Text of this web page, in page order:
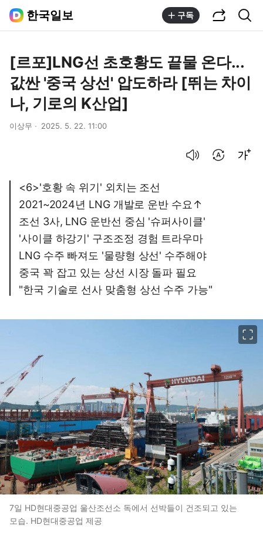
한국일보 구독
[르포]LNG선 초호황도 끝물 온다...
값싼 '중국 상선' 압도하라 [뛰는 차이
나, 기로의 K산업]
이상무 2025. 5. 22. 11:00
<6>'호황 속 위기' 외치는 조선
2021~2024년 LNG 개발로 운반 수요↑
조선 3사, LNG 운반선 중심 '슈퍼사이클'
'사이클 하강기' 구조조정 경험 트라우마
LNG 수주 빠져도 '물량형 상선' 수주해야
중국 꽉 잡고 있는 상선 시장 돌파 필요
"한국 기술로 선사 맞춤형 상선 수주 가능"
7일 HD현대중공업 울산조선소 독에서 선박들이 건조되고 있는
모습. HD현대중공업 제공